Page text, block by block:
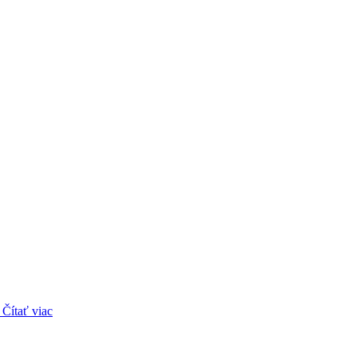
Čítať viac